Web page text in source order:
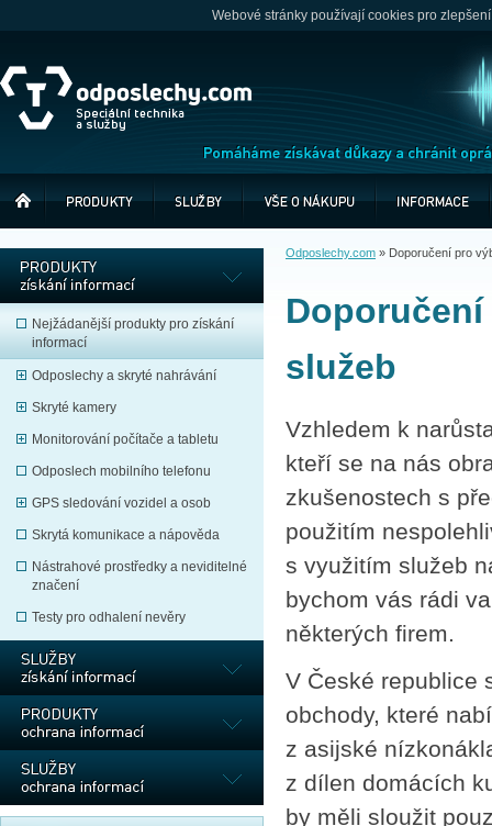
Webové stránky používají cookies pro
Nejžádanější produkty pro získání
informací
Odposlechy a skryté nahrávání
Skryté kamery
Monitorování počítače a tabletu
Odposlech mobilního telefonu
GPS sledování vozidel a osob
Skrytá komunikace a nápověda
Nástrahové prostředky a neviditelné
značení
Testy pro odhalení nevěry
Odposlechy.com » Doporučení pro
služeb
Vzhledem k
kteří se na nás
zkušenostech s
použitím
s využitím služeb
bychom vás rádi
některých firem.
V České republice
obchody, které
z asijské
z dílen domácích
by měli sloužit